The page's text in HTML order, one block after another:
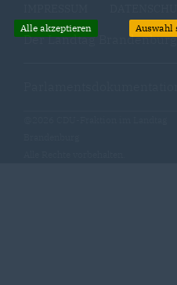
Der Landtag Brandenburg
Alle akzeptieren Auswahl